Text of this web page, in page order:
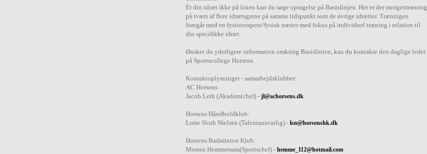
Er din idræt ikke på listen kan du søge optagelse på Basislinjen. Her er der morgentræning
på tværs af flere idrætsgrene på samme tidspunkt som de øvrige idrætter. Træningen
foregår med en fysioterapeut/fysisk træner med fokus på individuel træning i relation til
din specifikke idræt.
Ønsker du yderligere information omkring Basislinien, kan du kontakte den daglige leder
på Sportscollege Horsens.
Kontaktoplysninger - samarbejdsklubber:
AC Horsens:
Jacob Leth (Akademichef) - jl@achorsens.dk
Horsens Håndboldklub:
Lotte Sloth Nielsen (Talentansvarlig) - lsn@horsenshk.dk
Horsens Badminton Klub:
Morten Hemmersam(Sportschef) - hemme_112@hotmail.com